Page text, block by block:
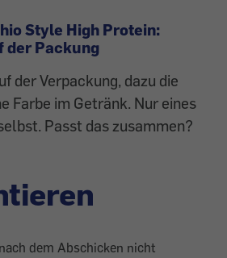
Style High Protein:
der Packung
der Verpackung, dazu die
Farbe im Getränk. Nur eines
Passt das zusammen?
dem Abschicken nicht